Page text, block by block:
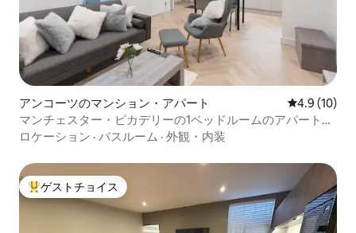
アンコーツのマンション・アパート レビュー10
4.9 (10)
マンチェスター・ピカデリーの1ベッドルームのアパートメ
ント！スーパーホスト*
ロケーション · バスルーム · 外観・内装
大好評のゲストチョイスです。
ゲストチョイス